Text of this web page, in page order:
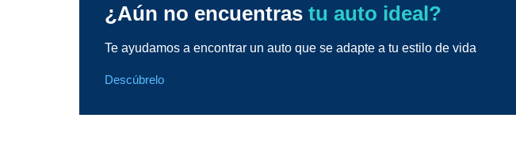
¿Aún no encuentras tu auto ideal?
Te ayudamos a encontrar un auto que se adapte a tu estilo de vida
Descúbrelo